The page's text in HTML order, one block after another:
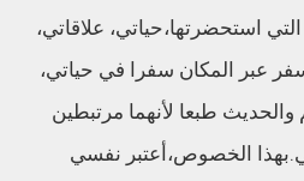
استحضرتها،حياتي، علاقاتي،
عبر المكان سفرا في حياتي،
والحديث طبعا لأنهما مرتبطين
الخصوص،أعتبر نفسي